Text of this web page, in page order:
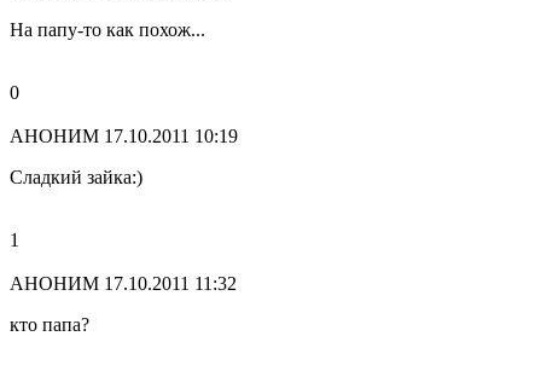
На папу-то как похож...
0
АНОНИМ 17.10.2011 10:19
Сладкий зайка:)
1
АНОНИМ 17.10.2011 11:32
кто папа?